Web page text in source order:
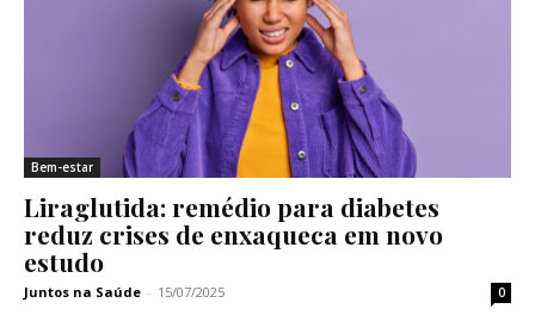
Bem-estar
Liraglutida: remédio para diabetes
reduz crises de enxaqueca em novo
estudo
Juntos na Saúde - 15/07/2025 0